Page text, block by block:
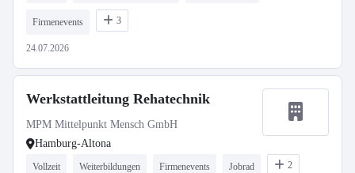
Firmenevents 3
24.07.2026
Werkstattleitung Rehatechnik
MPM Mittelpunkt Mensch GmbH
Hamburg-Altona
Vollzeit Weiterbildungen Firmenevents Jobrad 2